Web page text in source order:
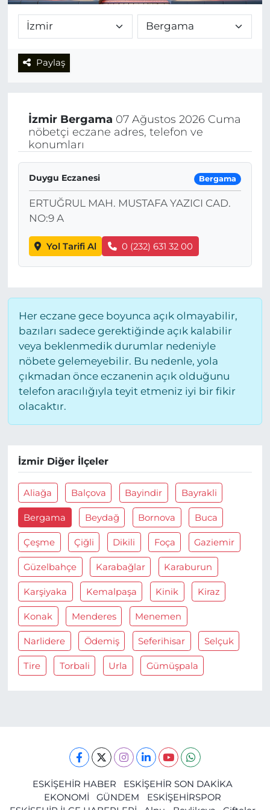
Paylaş
İzmir Bergama 07 Ağustos 2026 Cuma
nöbetçi eczane adres, telefon ve
konumları
Duygu Eczanesi Bergama
ERTUĞRUL MAH. MUSTAFA YAZICI CAD.
NO:9 A
Yol Tarifi Al 0 (232) 631 32 00
Her eczane gece boyunca açık olmayabilir,
bazıları sadece gerektiğinde açık kalabilir
veya beklenmedik durumlar nedeniyle
nöbete gelemeyebilir. Bu nedenle, yola
çıkmadan önce eczanenin açık olduğunu
telefon aracılığıyla teyit etmeniz iyi bir fikir
olacaktır.
İzmir Diğer İlçeler
Aliağa Balçova Bayindir Bayrakli
Bergama Beydağ Bornova Buca
Çeşme Çiğli Dikili Foça Gaziemir
Güzelbahçe Karabağlar Karaburun
Karşiyaka Kemalpaşa Kinik Kiraz
Konak Menderes Menemen
Narlidere Ödemiş Seferihisar Selçuk
Tire Torbali Urla Gümüşpala
ESKİŞEHİR HABER
ESKİŞEHİR SON DAKİKA
EKONOMİ
GÜNDEM
ESKİŞEHİRSPOR